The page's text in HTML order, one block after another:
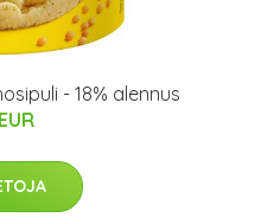
- 18% alennus